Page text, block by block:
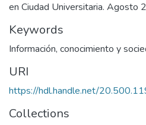
en Ciudad Universitaria. Agosto
Keywords
Información, conocimiento y
URI
https://hdl.handle.net/
Collections